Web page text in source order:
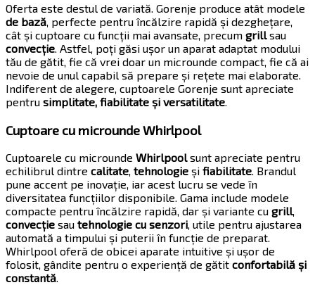
Oferta este destul de variată. Gorenje produce atât modele
de bază, perfecte pentru încălzire rapidă și dezghețare,
cât și cuptoare cu funcții mai avansate, precum grillsau
convecție. Astfel, poți găsi ușor un aparat adaptat modului
tău de gătit, fie că vrei doar un microunde compact, fie că ai
nevoie de unul capabil să prepare și rețete mai elaborate.
Indiferent de alegere, cuptoarele Gorenje sunt apreciate
pentru simplitate, fiabilitate și versatilitate.
Cuptoare cu microunde Whirlpool
Cuptoarele cu microunde Whirlpoolsunt apreciate pentru
echilibrul dintre calitate, tehnologie și fiabilitate. Brandul
pune accent pe inovație, iar acest lucru se vede în
diversitatea funcțiilor disponibile. Gama include modele
compacte pentru încălzire rapidă, dar și variante cu grill,
convecție sau tehnologie cu senzori, utile pentru ajustarea
automată a timpului și puterii în funcție de preparat.
Whirlpool oferă de obicei aparate intuitive și ușor de
folosit, gândite pentru o experiență de gătit confortabilă și
constantă.